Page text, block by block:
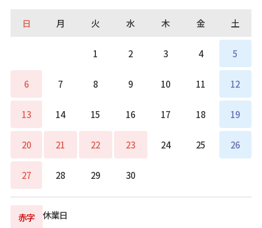
日 月 火 水 木 金 土
1 2 3 4 5
6 7 8 9 10 11 12
13 14 15 16 17 18 19
20 21 22 23 24 25 26
27 28 29 30
赤字 休業日